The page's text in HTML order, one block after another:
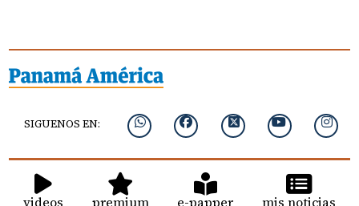
SIGUENOS EN:
videos premium e-papper mis noticias